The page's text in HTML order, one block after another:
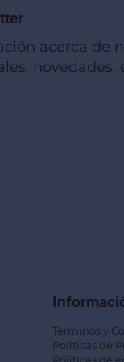
acerca de
novedades,
Terminos y
Políticas de